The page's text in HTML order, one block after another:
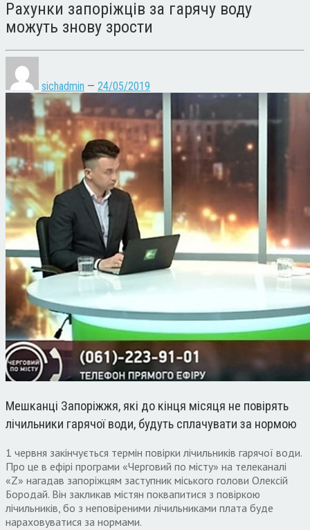
Рахунки запоріжців за гарячу воду
можуть знову зрости
sichadmin — 24/05/2019
Мешканці Запоріжжя, які до кінця місяця не повірять
лічильники гарячої води, будуть сплачувати за нормою
1 червня закінчується термін повірки лічильників гарячої води.
Про це в ефірі програми «Черговий по місту» на телеканалі
«Z» нагадав запоріжцям заступник міського голови Олексій
Бородай. Він закликав містян поквапитися з повіркою
лічильників, бо з неповіреними лічильниками плата буде
нараховуватися за нормами.